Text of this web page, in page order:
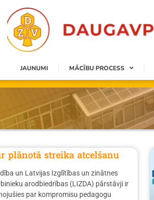
JAUNUMI MĀCĪBU PROCESS
plānotā streika atcelšanu
un Latvijas Izglītības un zinātnes
arodbiedrības (LIZDA) pārstāvji ir
par kompromisu pedagogu